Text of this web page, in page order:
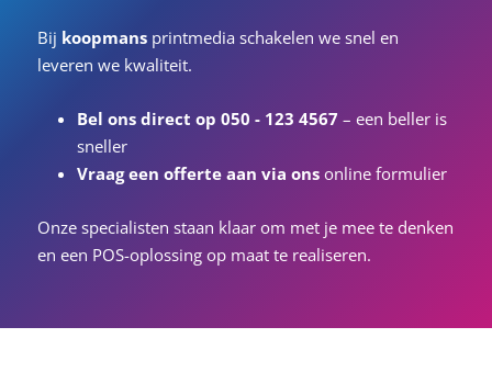
Bij koopmans printmedia schakelen we snel en
leveren we kwaliteit.
Bel ons direct op 050 - 123 4567 – een beller is
sneller
Vraag een offerte aan via ons online formulier
Onze specialisten staan klaar om met je mee te denken
en een POS-oplossing op maat te realiseren.